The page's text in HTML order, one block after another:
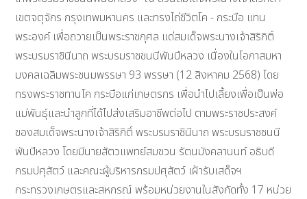
เขตจตุจักร กรุงเทพมหานคร และทรงไถ่ชีวิตโค - กระบือ แทน
พระองค์ เพื่อถวายเป็นพระราชกุศล แด่สมเด็จพระนางเจ้าสิริกิติ์
พระบรมราชินีนาถ พระบรมราชชนนีพันปีหลวง เนื่องในโอกาสมหา
มงคลเฉลิมพระชนมพรรษา 93 พรรษา (12 สิงหาคม 2568) โดย
ทรงพระราชทานโค กระบือแก่เกษตรกร เพื่อนำไปเลี้ยงเพื่อเป็นพ่อ
แม่พันธุ์และนำลูกที่ได้ไปส่งเสริมอาชีพต่อไป ตามพระราชประสงค์
ของสมเด็จพระนางเจ้าสิริกิติ์ พระบรมราชินีนาถ พระบรมราชชนนี
พันปีหลวง โดยมีนายสัตวแพทย์สมชวน รัตนมังคลานนท์ อธิบดี
กรมปศุสัตว์ และคณะผู้บริหารกรมปศุสัตว์ เฝ้ารับเสด็จฯ
กระทรวงเกษตรและสหกรณ์ พร้อมหน่วยงานในสังกัดทั้ง 17 หน่วย